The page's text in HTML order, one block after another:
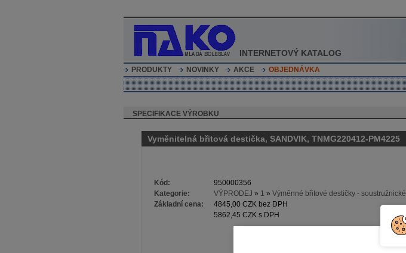
INTERNETOVÝ KATALOG
PRODUKTY NOVINKY AKCE
OBJEDNÁVKA
SPECIFIKACE VÝROBKU
Vyměnitelná břitová destička, SANDVIK, TNMG220412-PM4225
Kód:
950000356
Kategorie:
VÝPRODEJ » 1 » Výměnné břitové destičky - soustružnické
Základní cena:
4845,00 CZK bez DPH
5862,45 CZK s DPH